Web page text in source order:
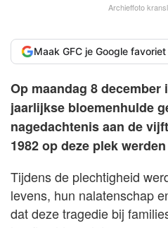
Archieffoto
Maak GFC je Google favoriet
Op maandag 8
jaarlijkse bloemenhulde
nagedachtenis aan de
1982 op deze plek
Tijdens de plechtigheid
levens, hun nalatenschap
dat deze tragedie bij